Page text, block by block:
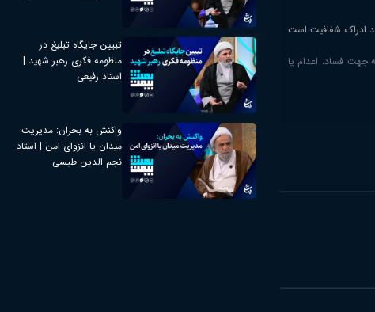
ادراک شفافیت است
۹ نفر از ۱۲ رئیس جمهور این کشور به جهت فساد، اعدام یا
تبیین جایگاه تبلیغ در
منظومه فکری رهبر شهید |
استاد رفیعی
واکنش به بحران: مدیریت
میدان یا انزوای امن | استاد
نجم الدین طبسی